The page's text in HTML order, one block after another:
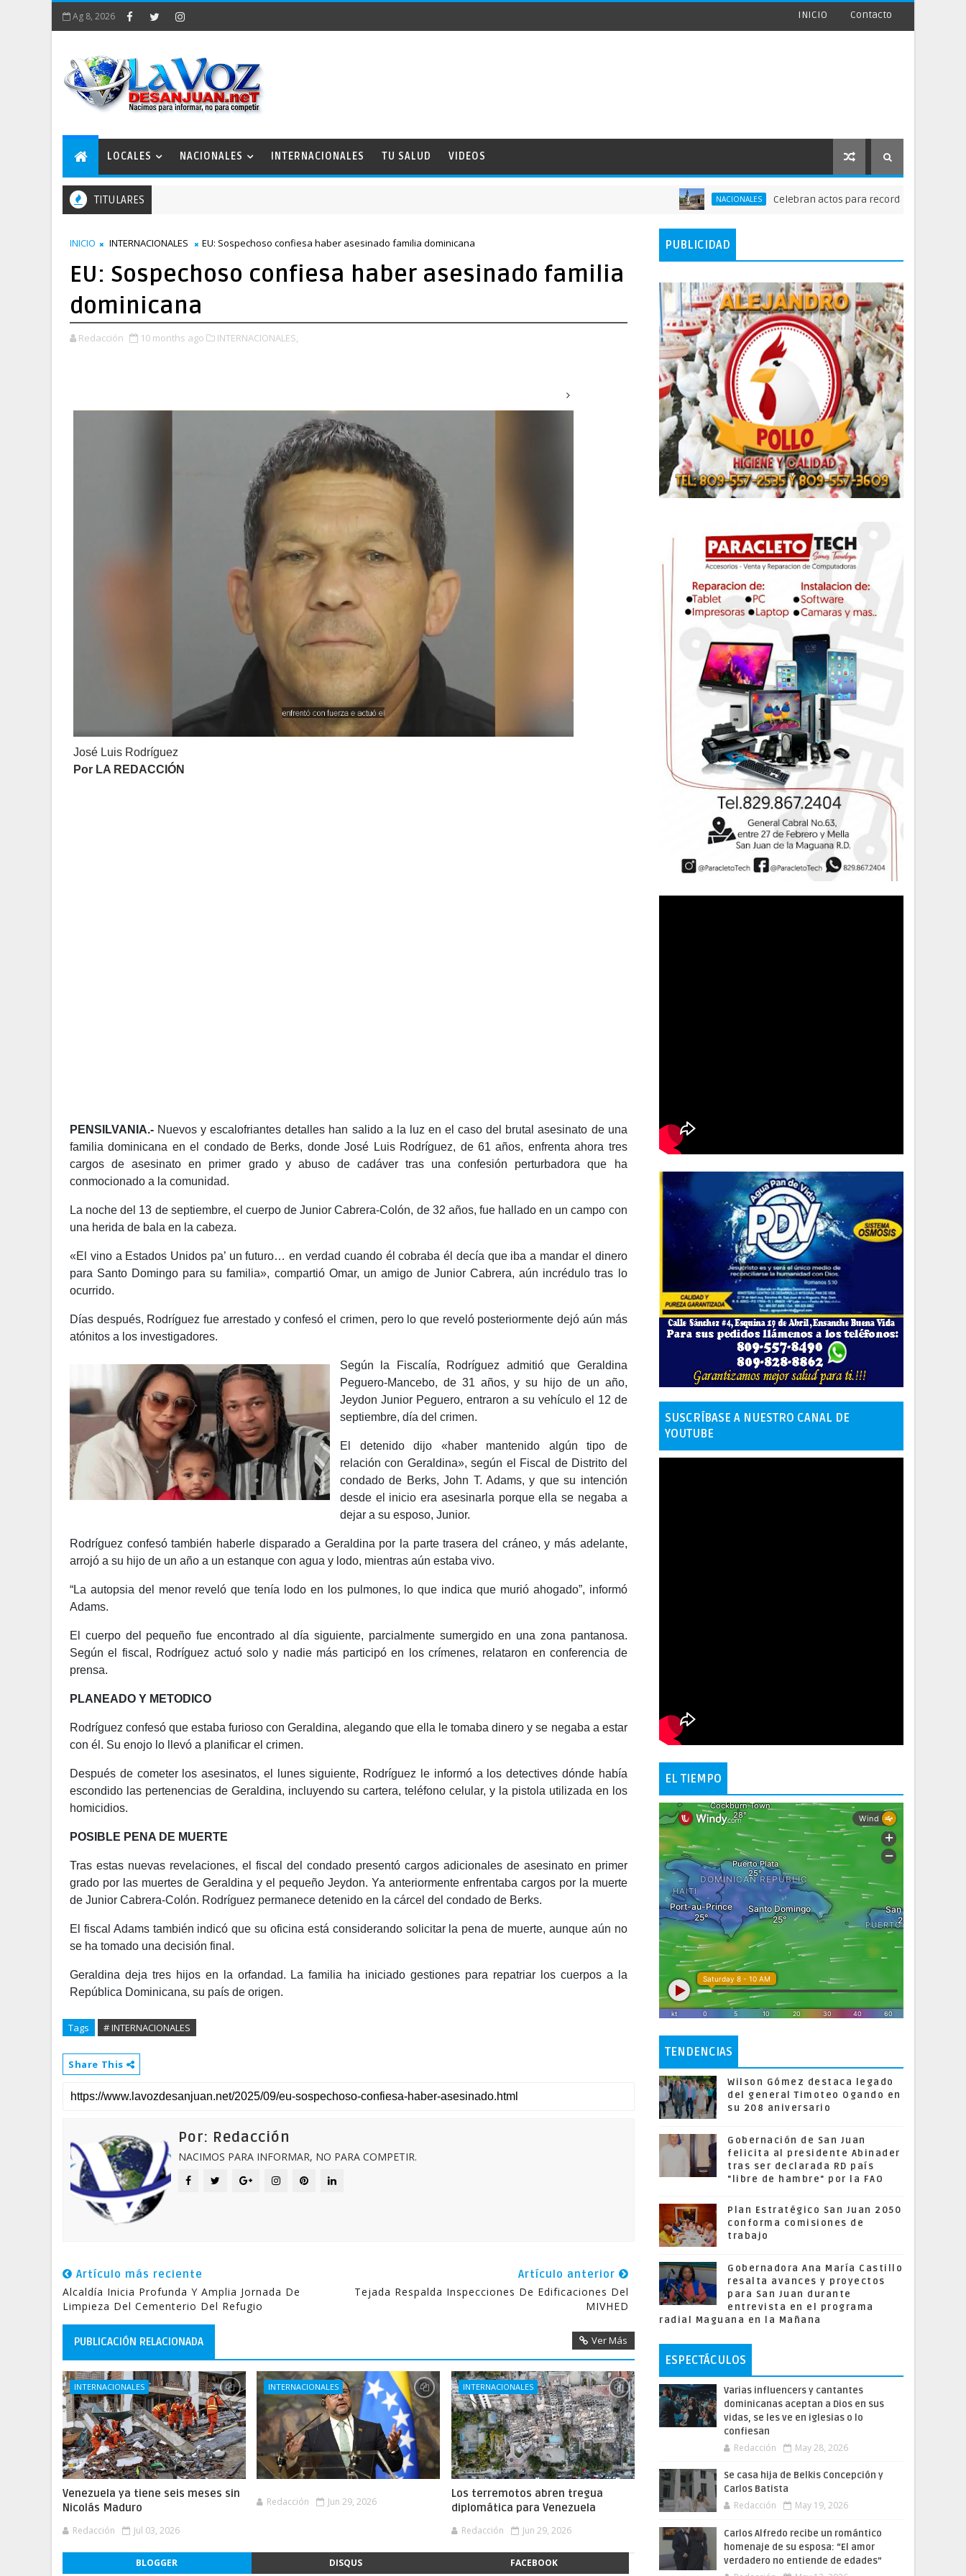
Ag 8, 2026 INICIO Contacto
LOCALES NACIONALES INTERNACIONALES TU SALUD VIDEOS
TITULARES NACIONALES Celebran actos para recordar la fundación de
INICIO INTERNACIONALES EU: Sospechoso confiesa haber asesinado familia dominicana
EU: Sospechoso confiesa haber asesinado familia
dominicana
Redacción 10 months ago INTERNACIONALES,
José Luis Rodríguez
Por LA REDACCIÓN
PENSILVANIA.- Nuevos y escalofriantes detalles han salido a la luz en el caso del brutal asesinato de una
familia dominicana en el condado de Berks, donde José Luis Rodríguez, de 61 años, enfrenta ahora tres
cargos de asesinato en primer grado y abuso de cadáver tras una confesión perturbadora que ha
conmocionado a la comunidad.
La noche del 13 de septiembre, el cuerpo de Junior Cabrera-Colón, de 32 años, fue hallado en un campo con
una herida de bala en la cabeza.
«El vino a Estados Unidos pa’ un futuro… en verdad cuando él cobraba él decía que iba a mandar el dinero
para Santo Domingo para su familia», compartió Omar, un amigo de Junior Cabrera, aún incrédulo tras lo
ocurrido.
Días después, Rodríguez fue arrestado y confesó el crimen, pero lo que reveló posteriormente dejó aún más
atónitos a los investigadores.
Según la Fiscalía, Rodríguez admitió que Geraldina
Peguero-Mancebo, de 31 años, y su hijo de un año,
Jeydon Junior Peguero, entraron a su vehículo el 12 de
septiembre, día del crimen.
El detenido dijo «haber mantenido algún tipo de
relación con Geraldina», según el Fiscal de Distrito del
condado de Berks, John T. Adams, y que su intención
desde el inicio era asesinarla porque ella se negaba a
dejar a su esposo, Junior.
Rodríguez confesó también haberle disparado a Geraldina por la parte trasera del cráneo, y más adelante,
arrojó a su hijo de un año a un estanque con agua y lodo, mientras aún estaba vivo.
“La autopsia del menor reveló que tenía lodo en los pulmones, lo que indica que murió ahogado”, informó
Adams.
El cuerpo del pequeño fue encontrado al día siguiente, parcialmente sumergido en una zona pantanosa.
Según el fiscal, Rodríguez actuó solo y nadie más participó en los crímenes, relataron en conferencia de
prensa.
PLANEADO Y METODICO
Rodríguez confesó que estaba furioso con Geraldina, alegando que ella le tomaba dinero y se negaba a estar
con él. Su enojo lo llevó a planificar el crimen.
Después de cometer los asesinatos, el lunes siguiente, Rodríguez le informó a los detectives dónde había
escondido las pertenencias de Geraldina, incluyendo su cartera, teléfono celular, y la pistola utilizada en los
homicidios.
POSIBLE PENA DE MUERTE
Tras estas nuevas revelaciones, el fiscal del condado presentó cargos adicionales de asesinato en primer
grado por las muertes de Geraldina y el pequeño Jeydon. Ya anteriormente enfrentaba cargos por la muerte
de Junior Cabrera-Colón. Rodríguez permanece detenido en la cárcel del condado de Berks.
El fiscal Adams también indicó que su oficina está considerando solicitar la pena de muerte, aunque aún no
se ha tomado una decisión final.
Geraldina deja tres hijos en la orfandad. La familia ha iniciado gestiones para repatriar los cuerpos a la
República Dominicana, su país de origen.
Tags # INTERNACIONALES
Share This
Por: Redacción
NACIMOS PARA INFORMAR, NO PARA COMPETIR.
Artículo más reciente
Alcaldía Inicia Profunda Y Amplia Jornada De
Limpieza Del Cementerio Del Refugio
Artículo anterior
Tejada Respalda Inspecciones De Edificaciones Del
MIVHED
PUBLICACIÓN RELACIONADA Ver Más
INTERNACIONALES
Venezuela ya tiene seis meses sin
Nicolás Maduro
Redacción Jul 03, 2026
INTERNACIONALES
Redacción Jun 29, 2026
INTERNACIONALES
Los terremotos abren tregua
diplomática para Venezuela
Redacción Jun 29, 2026
BLOGGER DISQUS FACEBOOK
PUBLICIDAD
SUSCRÍBASE A NUESTRO CANAL DE
YOUTUBE
EL TIEMPO
TENDENCIAS
Wilson Gómez destaca legado
del general Timoteo Ogando en
su 208 aniversario
Gobernación de San Juan
felicita al presidente Abinader
tras ser declarada RD país
"libre de hambre" por la FAO
Plan Estratégico San Juan 2050
conforma comisiones de
trabajo
Gobernadora Ana María Castillo
resalta avances y proyectos
para San Juan durante
entrevista en el programa
radial Maguana en la Mañana
ESPECTÁCULOS
Varias influencers y cantantes
dominicanas aceptan a Dios en sus
vidas, se les ve en iglesias o lo
confiesan
Redacción May 28, 2026
Se casa hija de Belkis Concepción y
Carlos Batista
Redacción May 19, 2026
Carlos Alfredo recibe un romántico
homenaje de su esposa: “El amor
verdadero no entiende de edades”